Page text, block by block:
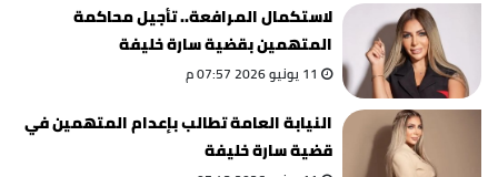
لاستكمال المرافعة.. تأجيل محاكمة
المتهمين بقضية سارة خليفة
11 يونيو 2026 07:57 م
النيابة العامة تطالب بإعدام المتهمين في
قضية سارة خليفة